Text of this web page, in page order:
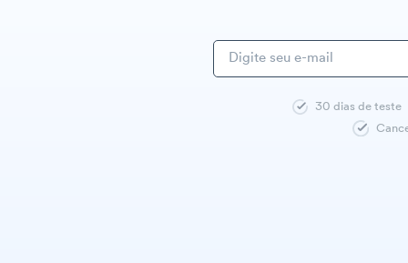
30 dias de teste